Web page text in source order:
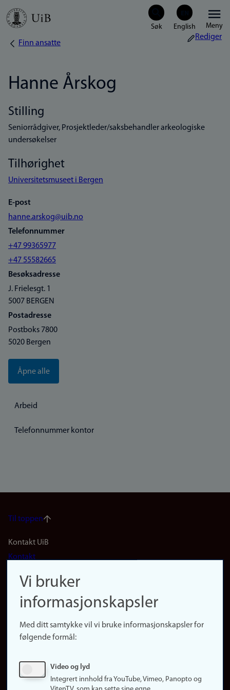
Hopp
Meny
Navigasjonssti
Finn ansatte
Rediger
Hanne Årskog
Stilling
Seniorrådgiver, Prosjektleder/saksbehandler arkeologiske
undersøkelser
Tilhørighet
Universitetsmuseet i Bergen
E-post
hanne.arskog@uib.no
Telefonnummer
+47 99365977
+47 55582665
Besøksadresse
J. Frielesgt. 1
5007 BERGEN
Postadresse
Postboks 7800
5020 Bergen
Åpne alle
Arbeid
Telefonnummer kontor
Til toppen
Footer
(no)
Kontakt UiB
Kontakt
Finn forsker
Presse
Finn studier
Ledige stillinger
Vi bruker
informasjonskapsler
Med ditt samtykke vil vi bruke informasjonskapsler for
følgende formål:
Video og lyd
Integrert innhold fra YouTube, Vimeo, Panopto og